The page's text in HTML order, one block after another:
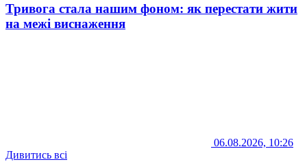
Тривога стала нашим фоном: як перестати жити
на межі виснаження
06.08.2026, 10:26
Дивитись всі